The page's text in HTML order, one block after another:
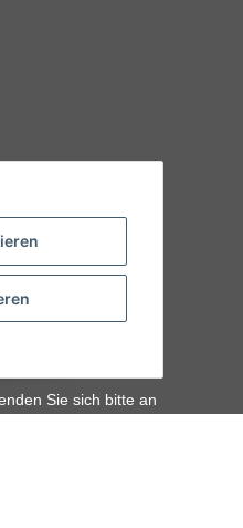
Sie sich bitte an